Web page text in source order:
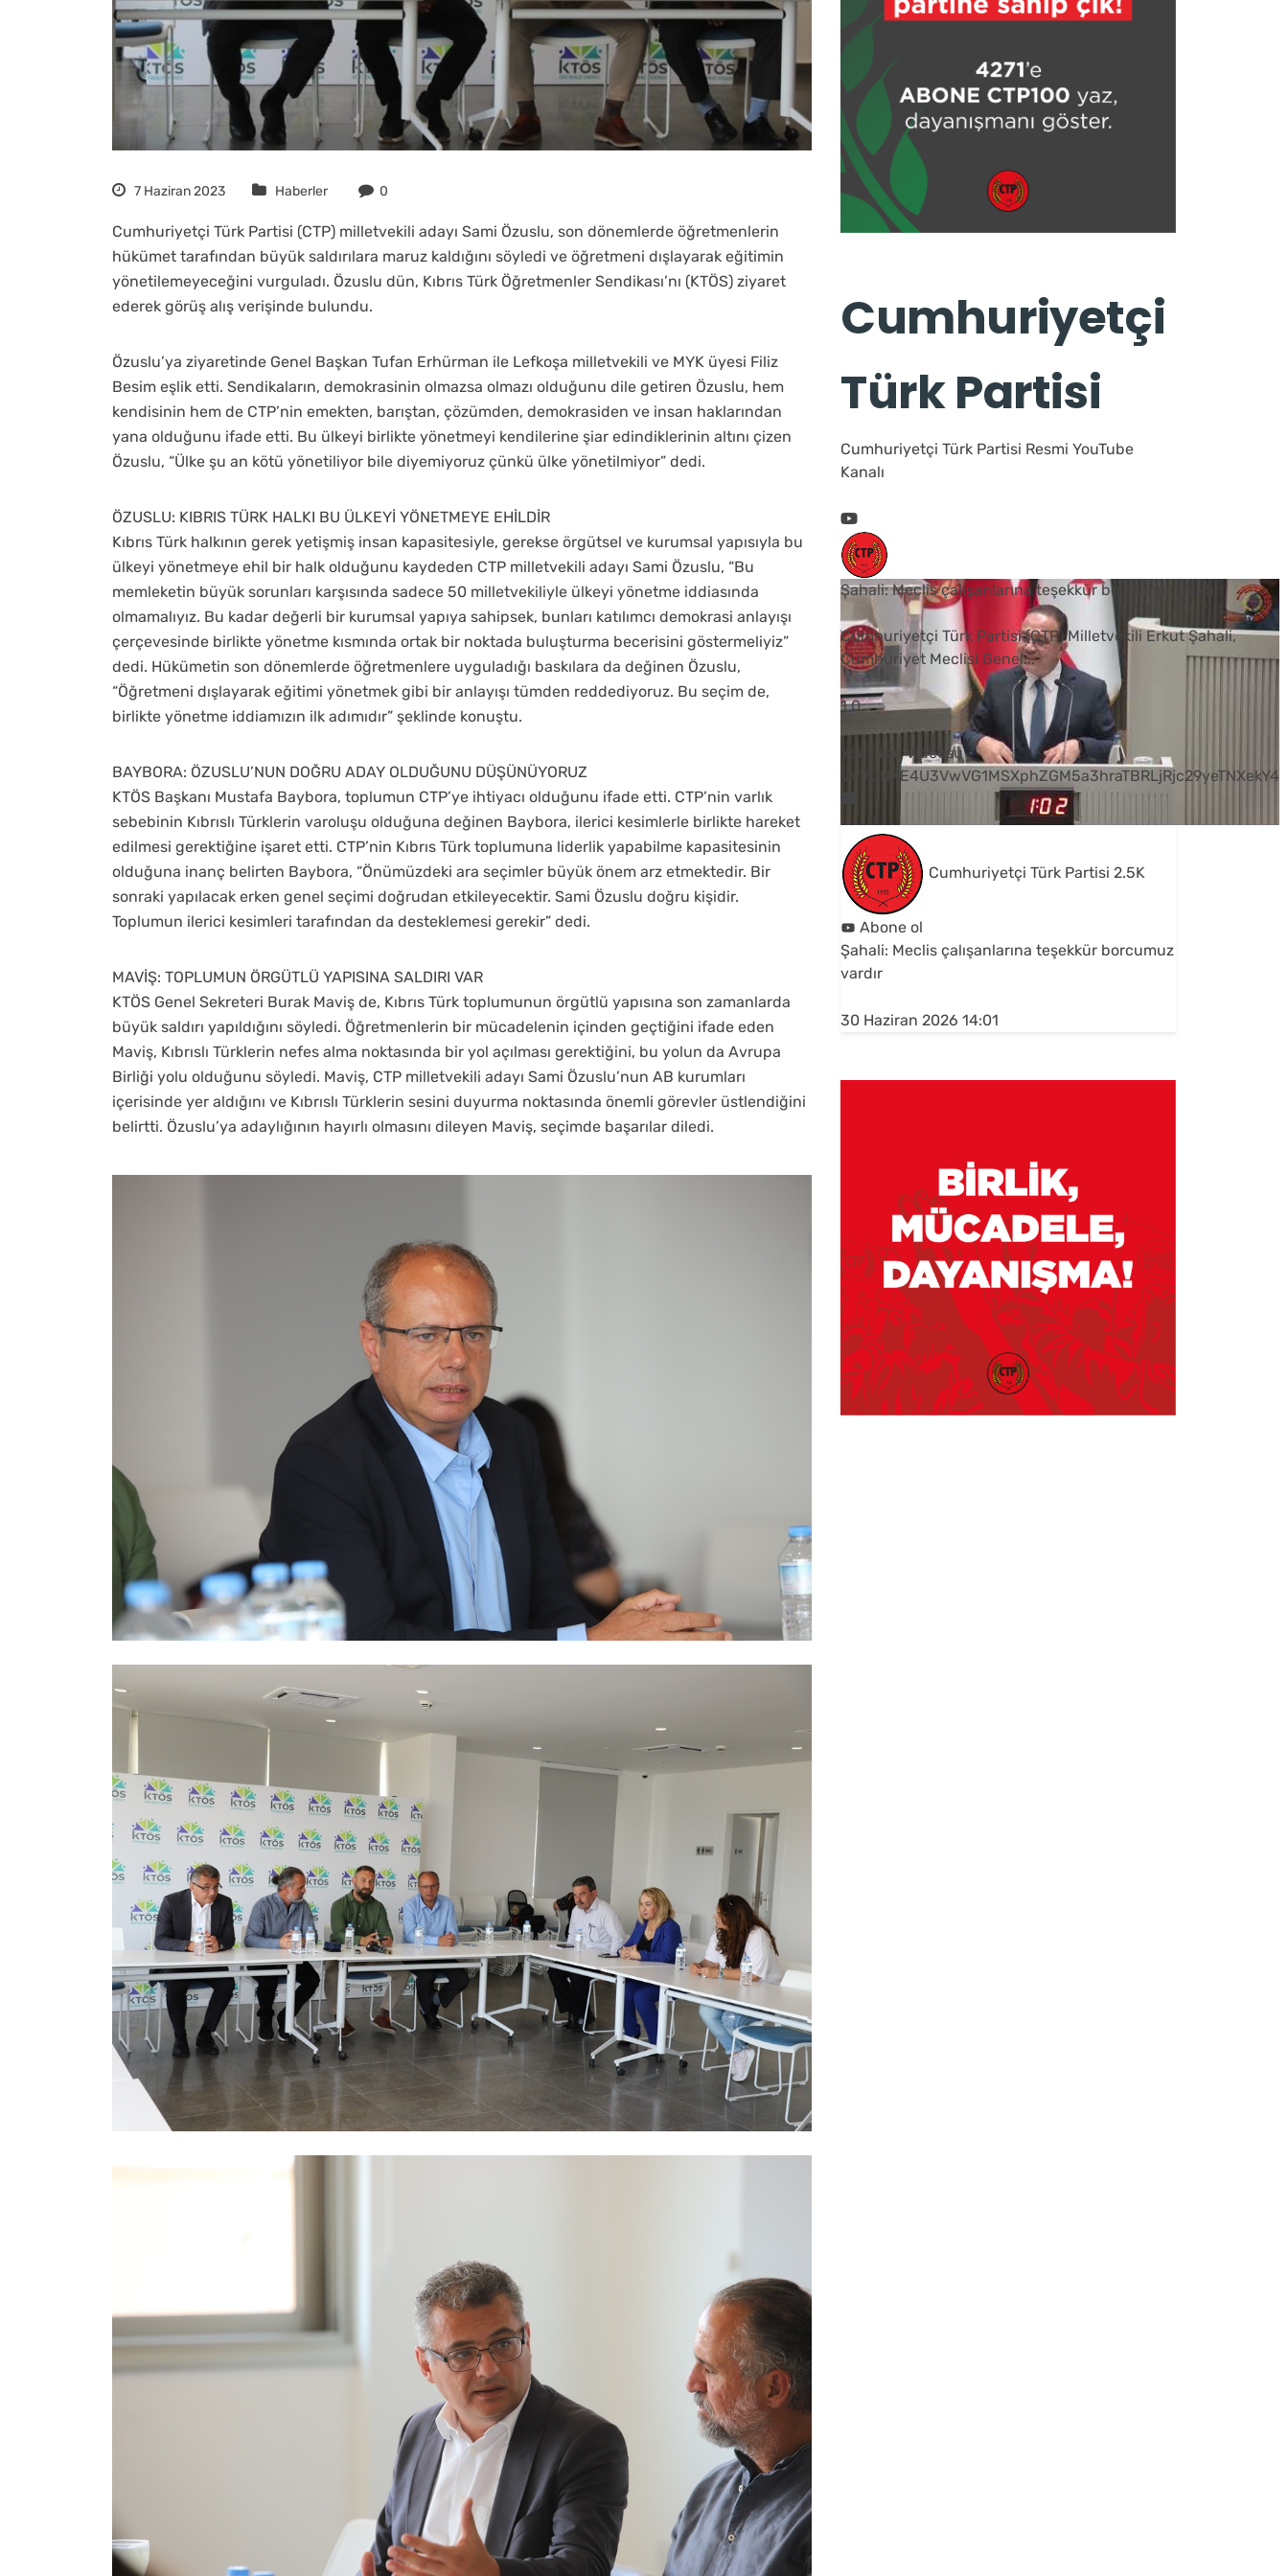
7 Haziran 2023 Haberler 0
Cumhuriyetçi Türk Partisi (CTP) milletvekili adayı Sami Özuslu, son dönemlerde öğretmenlerin
hükümet tarafından büyük saldırılara maruz kaldığını söyledi ve öğretmeni dışlayarak eğitimin
yönetilemeyeceğini vurguladı. Özuslu dün, Kıbrıs Türk Öğretmenler Sendikası’nı (KTÖS) ziyaret
ederek görüş alış verişinde bulundu.
Özuslu’ya ziyaretinde Genel Başkan Tufan Erhürman ile Lefkoşa milletvekili ve MYK üyesi Filiz
Besim eşlik etti. Sendikaların, demokrasinin olmazsa olmazı olduğunu dile getiren Özuslu, hem
kendisinin hem de CTP’nin emekten, barıştan, çözümden, demokrasiden ve insan haklarından
yana olduğunu ifade etti. Bu ülkeyi birlikte yönetmeyi kendilerine şiar edindiklerinin altını çizen
Özuslu, “Ülke şu an kötü yönetiliyor bile diyemiyoruz çünkü ülke yönetilmiyor” dedi.
ÖZUSLU: KIBRIS TÜRK HALKI BU ÜLKEYİ YÖNETMEYE EHİLDİR
Kıbrıs Türk halkının gerek yetişmiş insan kapasitesiyle, gerekse örgütsel ve kurumsal yapısıyla bu
ülkeyi yönetmeye ehil bir halk olduğunu kaydeden CTP milletvekili adayı Sami Özuslu, “Bu
memleketin büyük sorunları karşısında sadece 50 milletvekiliyle ülkeyi yönetme iddiasında
olmamalıyız. Bu kadar değerli bir kurumsal yapıya sahipsek, bunları katılımcı demokrasi anlayışı
çerçevesinde birlikte yönetme kısmında ortak bir noktada buluşturma becerisini göstermeliyiz”
dedi. Hükümetin son dönemlerde öğretmenlere uyguladığı baskılara da değinen Özuslu,
“Öğretmeni dışlayarak eğitimi yönetmek gibi bir anlayışı tümden reddediyoruz. Bu seçim de,
birlikte yönetme iddiamızın ilk adımıdır” şeklinde konuştu.
BAYBORA: ÖZUSLU’NUN DOĞRU ADAY OLDUĞUNU DÜŞÜNÜYORUZ
KTÖS Başkanı Mustafa Baybora, toplumun CTP’ye ihtiyacı olduğunu ifade etti. CTP’nin varlık
sebebinin Kıbrıslı Türklerin varoluşu olduğuna değinen Baybora, ilerici kesimlerle birlikte hareket
edilmesi gerektiğine işaret etti. CTP’nin Kıbrıs Türk toplumuna liderlik yapabilme kapasitesinin
olduğuna inanç belirten Baybora, “Önümüzdeki ara seçimler büyük önem arz etmektedir. Bir
sonraki yapılacak erken genel seçimi doğrudan etkileyecektir. Sami Özuslu doğru kişidir.
Toplumun ilerici kesimleri tarafından da desteklemesi gerekir” dedi.
MAVİŞ: TOPLUMUN ÖRGÜTLÜ YAPISINA SALDIRI VAR
KTÖS Genel Sekreteri Burak Maviş de, Kıbrıs Türk toplumunun örgütlü yapısına son zamanlarda
büyük saldırı yapıldığını söyledi. Öğretmenlerin bir mücadelenin içinden geçtiğini ifade eden
Maviş, Kıbrıslı Türklerin nefes alma noktasında bir yol açılması gerektiğini, bu yolun da Avrupa
Birliği yolu olduğunu söyledi. Maviş, CTP milletvekili adayı Sami Özuslu’nun AB kurumları
içerisinde yer aldığını ve Kıbrıslı Türklerin sesini duyurma noktasında önemli görevler üstlendiğini
belirtti. Özuslu’ya adaylığının hayırlı olmasını dileyen Maviş, seçimde başarılar diledi.
Cumhuriyetçi
Türk Partisi
Cumhuriyetçi Türk Partisi Resmi YouTube
Kanalı
Şahali: Meclis çalışanlarına teşekkür borcumuz vardır
Cumhuriyetçi Türk Partisi (CTP) Milletvekili Erkut Şahali,
Cumhuriyet Meclisi Genel...
1 0
YouTube Videosu
VVVUNXE4U3VwVG1MSXphZGM5a3hraTBRLjRjc29yeTNXekY4
Cumhuriyetçi Türk Partisi 2.5K
Abone ol
Şahali: Meclis çalışanlarına teşekkür borcumuz
vardır
30 Haziran 2026 14:01